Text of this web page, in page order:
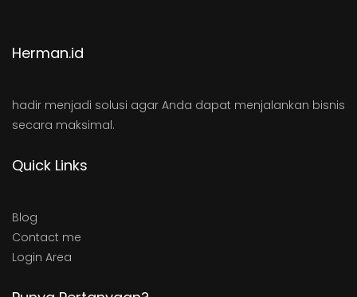
Herman.id
hadir menjadi solusi agar Anda dapat menjalankan bisnis
secara maksimal.
Quick Links
Blog
Contact me
Login Area